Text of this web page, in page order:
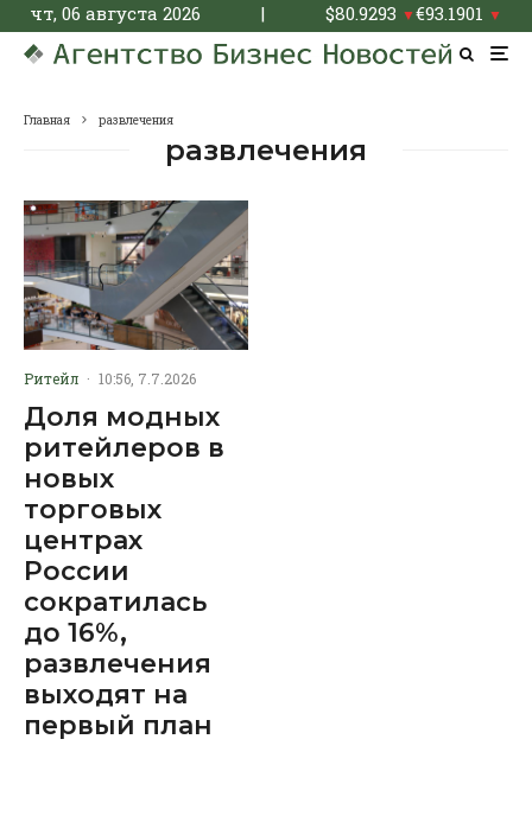
чт, 06 августа 2026 | $80.9293 ▼€93.1901 ▼
Главная развлечения
развлечения
Ритейл · 10:56, 7.7.2026
Доля модных
ритейлеров в
новых
торговых
центрах
России
сократилась
до 16%,
развлечения
выходят на
первый план